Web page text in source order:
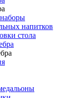
напитков
стола